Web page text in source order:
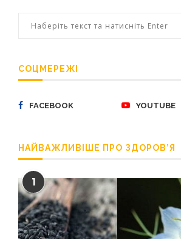
СОЦМЕРЕЖІ
FACEBOOK YOUTUBE
НАЙВАЖЛИВІШЕ ПРО ЗДОРОВ’Я
1